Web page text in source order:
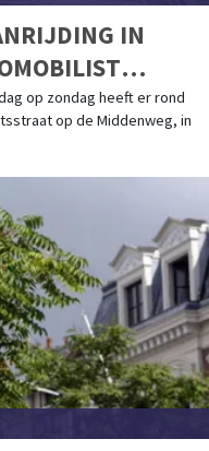
IN
op zondag heeft er rond
op de Middenweg, in